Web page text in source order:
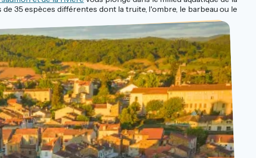
35 espèces différentes dont la truite, l'ombre, le barbeau ou le